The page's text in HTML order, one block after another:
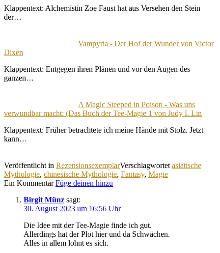
Klappentext: Alchemistin Zoe Faust hat aus Versehen den Stein
der…
Vampyria - Der Hof der Wunder von Victor
Dixen
Klappentext: Entgegen ihren Plänen und vor den Augen des
ganzen…
A Magic Steeped in Poison - Was uns
verwundbar macht: (Das Buch der Tee-Magie 1 von Judy I. Lin
Klappentext: Früher betrachtete ich meine Hände mit Stolz. Jetzt
kann…
Veröffentlicht in RezensionsexemplarVerschlagwortet asiatische
Mythologie, chinesische Mythologie, Fantasy, Magie
Ein KommentarFüge deinen hinzu
Birgit Münz sagt:
30. August 2023 um 16:56 Uhr
Die Idee mit der Tee-Magie finde ich gut.
Allerdings hat der Plot hier und da Schwächen.
Alles in allem lohnt es sich.